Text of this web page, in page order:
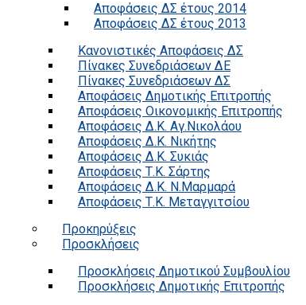
Αποφάσεις ΔΣ έτους 2014
Αποφάσεις ΔΣ έτους 2013
Κανονιστικές Αποφάσεις ΔΣ
Πίνακες Συνεδριάσεων ΔΕ
Πίνακες Συνεδριάσεων ΔΣ
Αποφάσεις Δημοτικής Επιτροπής
Αποφάσεις Οικονομικής Επιτροπής
Αποφάσεις Δ.Κ. Αγ.Νικολάου
Αποφάσεις Δ.Κ. Νικήτης
Αποφάσεις Δ.Κ. Συκιάς
Αποφάσεις Τ.Κ. Σάρτης
Αποφάσεις Δ.Κ. Ν.Μαρμαρά
Αποφάσεις Τ.Κ. Μεταγγιτσίου
Προκηρύξεις
Προσκλήσεις
Προσκλήσεις Δημοτικού Συμβουλίου
Προσκλήσεις Δημοτικής Επιτροπής